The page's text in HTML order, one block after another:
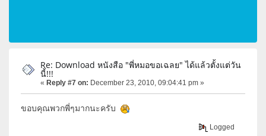
Re: Download หนังสือ "พี่หมอขอเฉลย" ได้แล้วตั้งแต่วัน
นี้!!!
« Reply #7 on: December 23, 2010, 09:04:41 pm »
ขอบคุณพวกพี่ๆมากนะครับ
Logged